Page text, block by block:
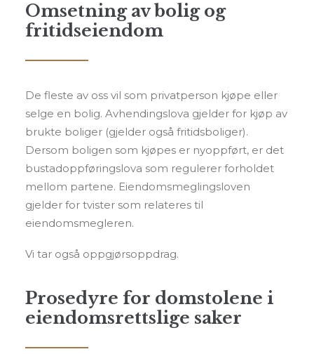
Omsetning av bolig og
fritidseiendom
De fleste av oss vil som privatperson kjøpe eller
selge en bolig. Avhendingslova gjelder for kjøp av
brukte boliger (gjelder også fritidsboliger).
Dersom boligen som kjøpes er nyoppført, er det
bustadoppføringslova som regulerer forholdet
mellom partene. Eiendomsmeglingsloven
gjelder for tvister som relateres til
eiendomsmegleren.
Vi tar også oppgjørsoppdrag.
Prosedyre for domstolene i
eiendomsrettslige saker